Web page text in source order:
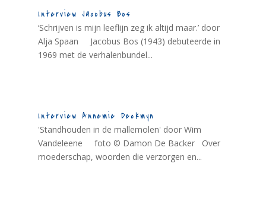
Interview Jacobus Bos
‘Schrijven is mijn leeflijn zeg ik altijd maar.’ door
Alja Spaan Jacobus Bos (1943) debuteerde in
1969 met de verhalenbundel...
Interview Annemie Deckmyn
'Standhouden in de mallemolen' door Wim
Vandeleene foto © Damon De Backer Over
moederschap, woorden die verzorgen en...